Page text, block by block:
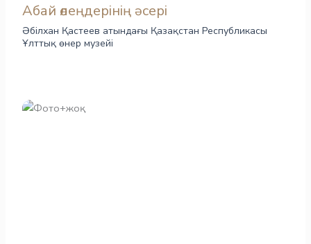
Абай өлеңдерінің әсері
Әбілхан Қастеев атындағы Қазақстан Республикасы
Ұлттық өнер музейі